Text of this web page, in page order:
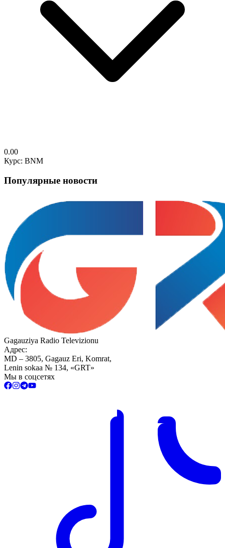
0.00
Курс: BNM
Популярные новости
Gagauziya Radio Televizionu
Адрес:
MD – 3805, Gagauz Eri, Komrat,
Lenin sokaa № 134, «GRT»
Мы в соцсетях